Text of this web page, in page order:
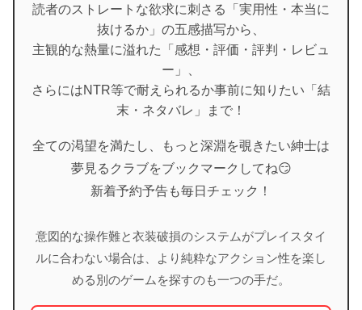
読者のストレートな欲求に刺さる「実用性・本当に
抜けるか」の五感描写から、
主観的な熱量に溢れた「感想・評価・評判・レビュ
ー」、
さらにはNTR等で耐えられるか事前に知りたい「結
末・ネタバレ」まで！
全ての渇望を満たし、もっと深淵を覗きたい紳士は
夢見るクラブをブックマークしてね😏
新着予約予告も毎日チェック！
意図的な操作難と衣装破損のシステムがプレイスタイ
ルに合わない場合は、より純粋なアクション性を楽し
める別のゲームを探すのも一つの手だ。